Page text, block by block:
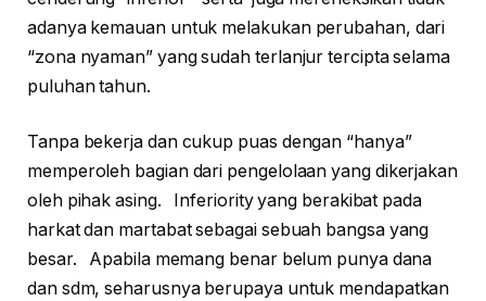
adanya kemauan untuk melakukan perubahan, dari
“zona nyaman” yang sudah terlanjur tercipta selama
puluhan tahun.
Tanpa bekerja dan cukup puas dengan “hanya”
memperoleh bagian dari pengelolaan yang dikerjakan
oleh pihak asing. Inferiority yang berakibat pada
harkat dan martabat sebagai sebuah bangsa yang
besar. Apabila memang benar belum punya dana
dan sdm, seharusnya berupaya untuk mendapatkan